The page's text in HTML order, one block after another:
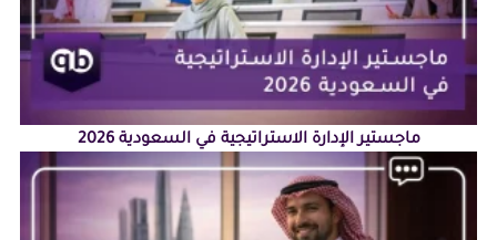
ماجستير الإدارة الاستراتيجية في السعودية 2026